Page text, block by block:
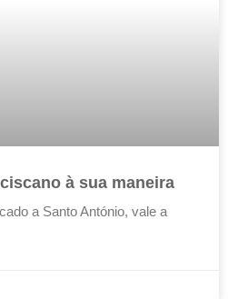
à sua maneira
a Santo António, vale a